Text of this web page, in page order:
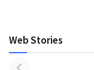
Web Stories